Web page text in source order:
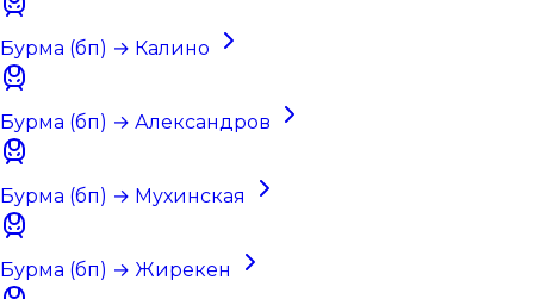
Бурма (бп) → Калино
Бурма (бп) → Александров
Бурма (бп) → Мухинская
Бурма (бп) → Жирекен